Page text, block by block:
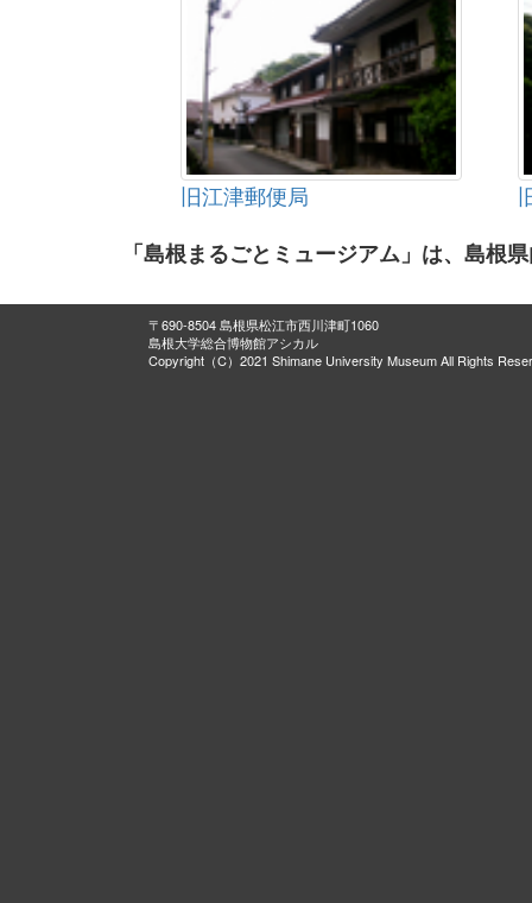
旧江津郵便局
「島根まるごとミュージアム」は、島根
〒690-8504 島根県松江市西川津町1060
島根大学総合博物館アシカル
Copyright（C）2021 Shimane University Museum All Rights